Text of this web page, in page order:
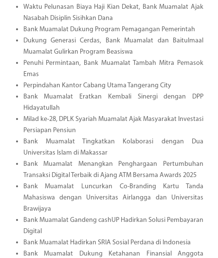
Waktu Pelunasan Biaya Haji Kian Dekat, Bank Muamalat Ajak
Nasabah Disiplin Sisihkan Dana
Bank Muamalat Dukung Program Pemagangan Pemerintah
Dukung Generasi Cerdas, Bank Muamalat dan Baitulmaal
Muamalat Gulirkan Program Beasiswa
Penuhi Permintaan, Bank Muamalat Tambah Mitra Pemasok
Emas
Perpindahan Kantor Cabang Utama Tangerang City
Bank Muamalat Eratkan Kembali Sinergi dengan DPP
Hidayatullah
Milad ke-28, DPLK Syariah Muamalat Ajak Masyarakat Investasi
Persiapan Pensiun
Bank Muamalat Tingkatkan Kolaborasi dengan Dua
Universitas Islam di Makassar
Bank Muamalat Menangkan Penghargaan Pertumbuhan
Transaksi Digital Terbaik di Ajang ATM Bersama Awards 2025
Bank Muamalat Luncurkan Co-Branding Kartu Tanda
Mahasiswa dengan Universitas Airlangga dan Universitas
Brawijaya
Bank Muamalat Gandeng cashUP Hadirkan Solusi Pembayaran
Digital
Bank Muamalat Hadirkan SRIA Sosial Perdana di Indonesia
Bank Muamalat Dukung Ketahanan Finansial Anggota